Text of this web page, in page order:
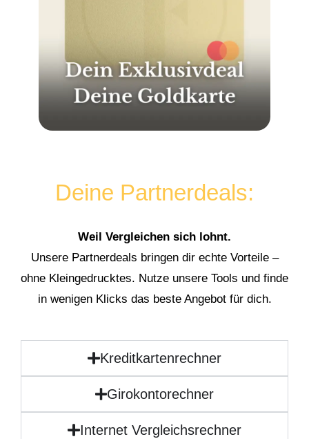
Deine Partnerdeals:
Weil Vergleichen sich lohnt.
Unsere Partnerdeals bringen dir echte Vorteile –
ohne Kleingedrucktes. Nutze unsere Tools und finde
in wenigen Klicks das beste Angebot für dich.
Kreditkartenrechner
Girokontorechner
Internet Vergleichsrechner